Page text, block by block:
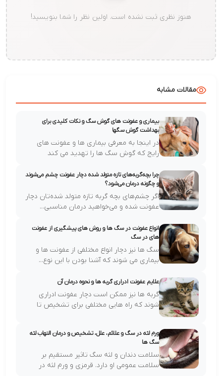
هنوز نظری ثبت نشده است. اولین نظر را شما بنویسید!
مقالات مشابه
بیماری و عفونت های گوش سگ و نکات کلیدی برای
بهداشت گوش سگها
در اینجا به معرفی بیماری ها و عفونت های
رایج که گوش سگ ها را تهدید می کند
چرا بچه‌گربه‌های تازه متولد شده دچار عفونت چشم می‌شوند
و چگونه درمان می‌شود؟
اگر چشم‌های بچه گربه تازه متولد شده‌تان دچار
عفونت شده و می‌خواهید درمان مناسبی...
انواع عفونت در سگ ها و روش های پیشگیری از عفونت
های در سگ
سگ ها نیز دچار انواع مختلفی از عفونت ها و
بیماری می شوند که آشنا بودن با این نوع...
علایم عفونت ادراری گربه ها و نحوه درمان آن
گربه ها نیز ممکن است دچار عفونت ادراری
شوند که راه هایی مختلفی برای تشخیص تا
درم...
ورم لثه‌ در سگ و علائم، علل، تشخیص و درمان التهاب لثه
سگ ها
سلامت دندان و لثه سگ تاثیر مستقیم بر
سلامت عمومی او دارد. قرمزی و ورم لثه‌ در